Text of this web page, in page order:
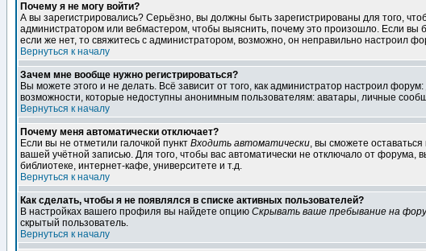
Почему я не могу войти?
А вы зарегистрировались? Серьёзно, вы должны быть зарегистрированы для того,
администратором или вебмастером, чтобы выяснить, почему это произошло. Если
если же нет, то свяжитесь с администратором, возможно, он неправильно настроил
Вернуться к началу
Зачем мне вообще нужно регистрироваться?
Вы можете этого и не делать. Всё зависит от того, как администратор настроил
возможности, которые недоступны анонимным пользователям: аватары, личные
Вернуться к началу
Почему меня автоматически отключает?
Если вы не отметили галочкой пункт Входить автоматически, вы сможете
вашей учётной записью. Для того, чтобы вас автоматически не отключало от форума,
библиотеке, интернет-кафе, университете и т.д.
Вернуться к началу
Как сделать, чтобы я не появлялся в списке активных пользователей?
В настройках вашего профиля вы найдете опцию Скрывать ваше пребывание на
скрытый пользователь.
Вернуться к началу